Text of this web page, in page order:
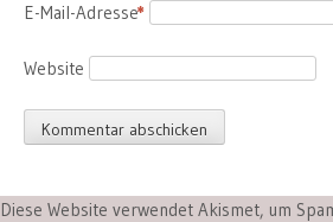
E-Mail-Adresse
*
Website
Diese Website verwendet Akismet, um